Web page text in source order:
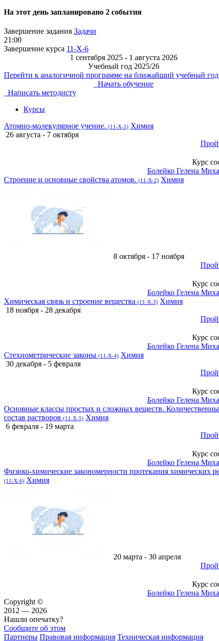
На этот день запланировано 2 события
Завершение задания Задачи
21:00
Завершение курса 11-Х-6
1 сентября 2025 - 1 августа 2026
Учебный год 2025/26
Перейти к аналогичной программе на ближайший учебный год
Начать обучение
Написать методисту
Курсы
Атомно-молекулярное учение. (11-Х-1) Химия
26 августа - 7 октября
Курс
Болейко Гелена
Строение и основные свойства атомов. (11-Х-2) Химия
8 октября - 17 ноября
Курс
Болейко Гелена
Химическая связь и строение вещества (11-Х-3) Химия
18 ноября - 28 декабря
Курс
Болейко Гелена
Стехиометрические законы (11-Х-4) Химия
30 декабря - 5 февраля
Курс
Болейко Гелена
Основные классы простых и сложных веществ.
состав растворов (11-Х-5) Химия
6 февраля - 19 марта
Курс
Болейко Гелена
Физико-химические закономерности протекания химических
(11-Х-6) Химия
20 марта - 30 апреля
Курс
Болейко Гелена
Copyright ©
2012 — 2026
Нашли опечатку?
Сообщите об этом
Партнеры Правовая информация Техническая информация